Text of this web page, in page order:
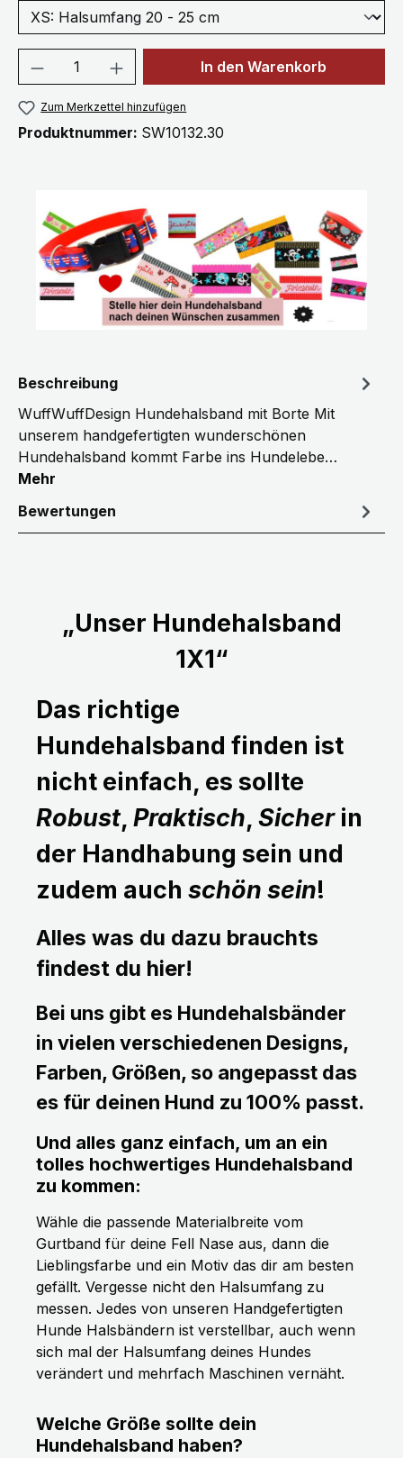
Produkt Anzahl: Gib denIn den Warenkorb
Zum Merkzettel hinzufügen
Produktnummer: SW10132.30
Beschreibung
WuffWuffDesign Hundehalsband mit Borte Mit
unserem handgefertigten wunderschönen
Hundehalsband kommt Farbe ins Hundelebe…
Mehr
Bewertungen
„Unser Hundehalsband
1X1“
Das richtige
Hundehalsband finden ist
nicht einfach, es sollte
Robust, Praktisch, Sicherin
der Handhabung sein und
zudem auch schön sein!
Alles was du dazu brauchts
findest du hier!
Bei uns gibt es Hundehalsbänder
in vielen verschiedenen Designs,
Farben, Größen, so angepasst das
es für deinen Hund zu 100% passt.
Und alles ganz einfach, um an ein
tolles hochwertiges Hundehalsband
zu kommen:
Wähle die passende Materialbreite vom
Gurtband für deine Fell Nase aus, dann die
Lieblingsfarbe und ein Motiv das dir am besten
gefällt. Vergesse nicht den Halsumfang zu
messen. Jedes von unseren Handgefertigten
Hunde Halsbändern ist verstellbar, auch wenn
sich mal der Halsumfang deines Hundes
verändert und mehrfach Maschinen vernäht.
Welche Größe sollte dein
Hundehalsband haben?